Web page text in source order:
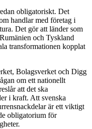
obligatoriskt. Det
handlar med företag i
Det gör att länder som
och Tyskland
transformationen kopplat
Bolagsverket och Digg
om ett nationellt
att det ska
i kraft. Att svenska
är ett viktigt
obligatorium för